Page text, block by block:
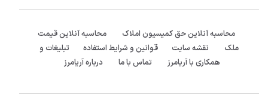
محاسبه آنلاین حق کمیسیون املاک
محاسبه آنلاین قیمت
ملک
نقشه سایت قوانین و شرایط استفاده
تبلیغات و
همکاری با آریامرز
تماس با ما درباره آریامرز